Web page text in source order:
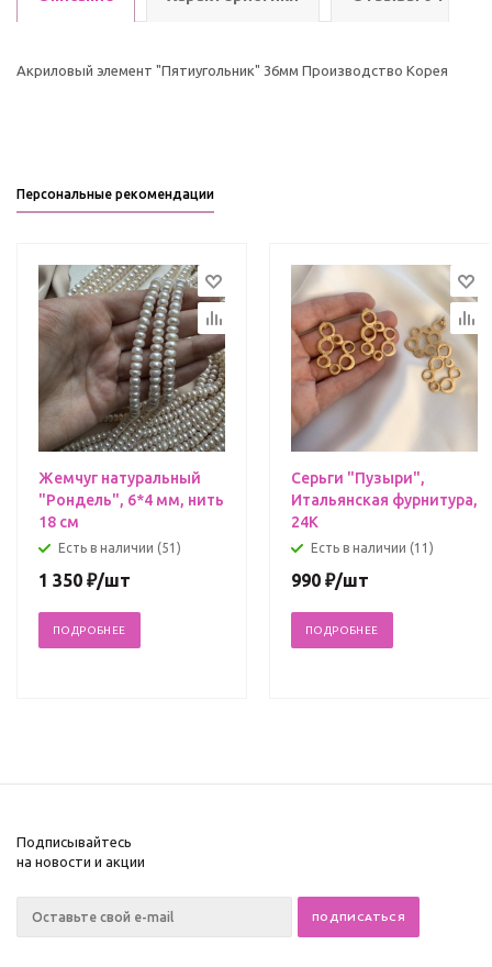
Акриловый элемент "Пятиугольник" 36мм Производство Корея
Персональные рекомендации
Жемчуг натуральный
"Рондель", 6*4 мм, нить
18 см
Есть в наличии (51)
1 350 ₽/шт
ПОДРОБНЕЕ
Серьги "Пузыри",
Итальянская фурнитура,
24К
Есть в наличии (11)
990 ₽/шт
ПОДРОБНЕЕ
Подписывайтесь
на новости и акции